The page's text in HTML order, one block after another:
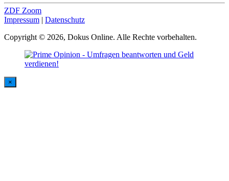
ZDF Zoom
Impressum | Datenschutz
Copyright © 2026, Dokus Online. Alle Rechte vorbehalten.
×